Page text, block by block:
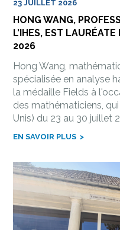
23 JUILLET 2026
HONG WANG,
L’IHES, EST
2026
Hong Wang,
spécialisée en analyse
la médaille Fields à
des mathématiciens,
Unis) du 23 au 30 juillet
EN SAVOIR PLUS